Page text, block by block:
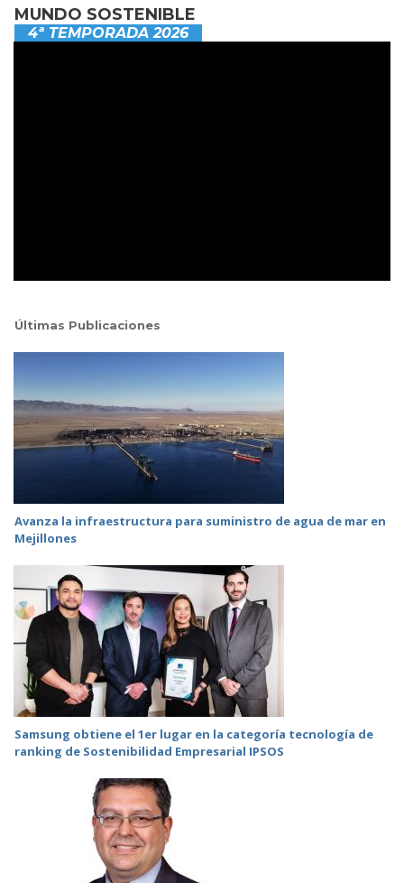
MUNDO SOSTENIBLE
4ª TEMPORADA 2026
Últimas Publicaciones
Avanza la infraestructura para suministro de agua de mar en
Mejillones
Samsung obtiene el 1er lugar en la categoría tecnología de
ranking de Sostenibilidad Empresarial IPSOS